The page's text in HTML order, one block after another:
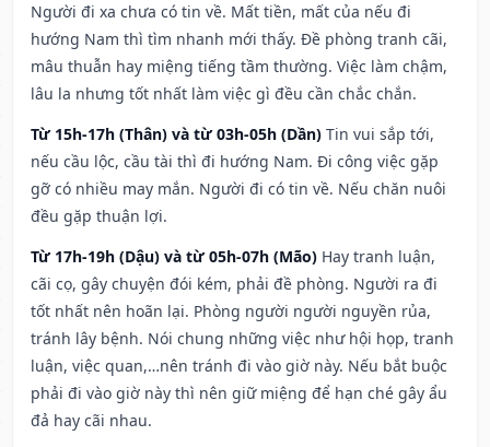
Người đi xa chưa có tin về. Mất tiền, mất của nếu đi
hướng Nam thì tìm nhanh mới thấy. Đề phòng tranh cãi,
mâu thuẫn hay miệng tiếng tầm thường. Việc làm chậm,
lâu la nhưng tốt nhất làm việc gì đều cần chắc chắn.
Từ 15h-17h (Thân) và từ 03h-05h (Dần) Tin vui sắp tới,
nếu cầu lộc, cầu tài thì đi hướng Nam. Đi công việc gặp
gỡ có nhiều may mắn. Người đi có tin về. Nếu chăn nuôi
đều gặp thuận lợi.
Từ 17h-19h (Dậu) và từ 05h-07h (Mão) Hay tranh luận,
cãi cọ, gây chuyện đói kém, phải đề phòng. Người ra đi
tốt nhất nên hoãn lại. Phòng người người nguyền rủa,
tránh lây bệnh. Nói chung những việc như hội họp, tranh
luận, việc quan,…nên tránh đi vào giờ này. Nếu bắt buộc
phải đi vào giờ này thì nên giữ miệng để hạn ché gây ẩu
đả hay cãi nhau.